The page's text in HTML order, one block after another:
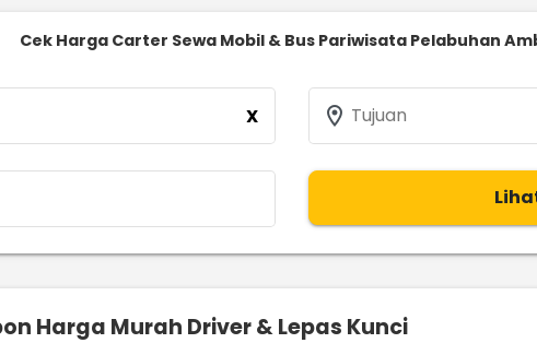
Cek Harga Carter Sewa Mobil & Bus Pariwisata Pelabuhan
X location_on Tujuan
Harga Murah Driver & Lepas Kunci